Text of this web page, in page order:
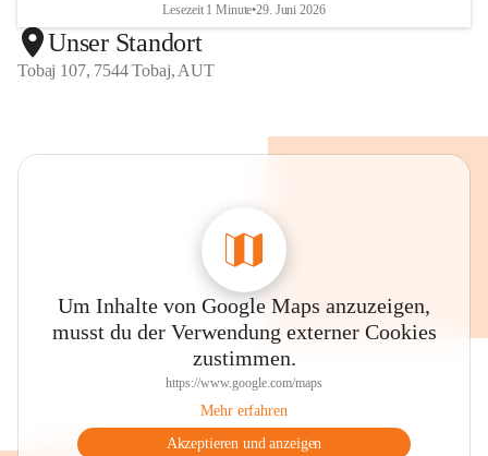
Lesezeit 1 Minute•29. Juni 2026
Unser Standort
Tobaj 107, 7544 Tobaj, AUT
Um Inhalte von Google Maps anzuzeigen,
musst du der Verwendung externer Cookies
zustimmen.
https://www.google.com/maps
Mehr erfahren
Akzeptieren und anzeigen